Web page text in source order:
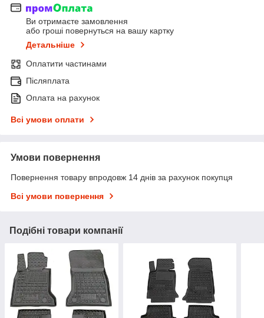
Ви отримаєте замовлення
або гроші повернуться на вашу картку
Детальніше
Оплатити частинами
Післяплата
Оплата на рахунок
Всі умови оплати
Умови повернення
Повернення товару впродовж 14 днів за рахунок покупця
Всі умови повернення
Подібні товари компанії